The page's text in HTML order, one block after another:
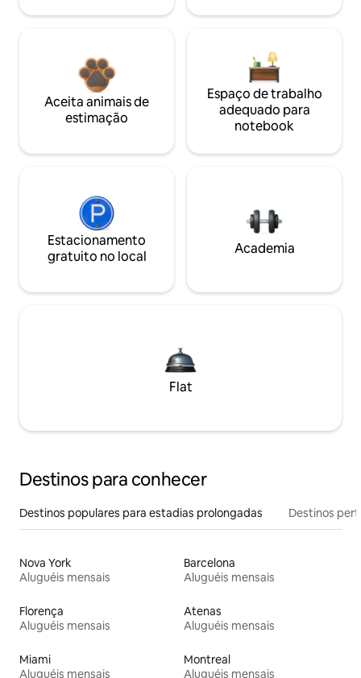
Aceita animais de
estimação
Espaço de trabalho
adequado para
notebook
Estacionamento
gratuito no local
Academia
Flat
Destinos para conhecer
Destinos populares para estadias prolongadas Destinos
Nova York
Aluguéis mensais
Barcelona
Aluguéis mensais
Florença
Aluguéis mensais
Atenas
Aluguéis mensais
Miami
Aluguéis mensais
Montreal
Aluguéis mensais